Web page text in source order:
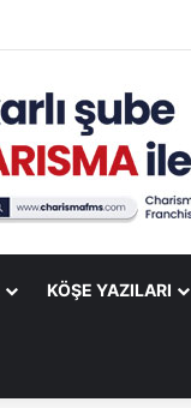
KÖŞE YAZILARI